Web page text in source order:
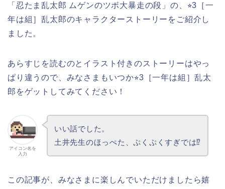
「忍たま乱太郎 ムゲンのツボ大暴走の段」の、⭐︎3［一
年は組］乱太郎のキャラクターストーリーをご紹介し
ました。
あらすじを読むのとイラスト付きのストーリーはやっ
ぱり違うので、みなさまもいつか⭐︎3［一年は組］乱太
郎をゲットしてみてください！
アイコン名を
入力
いい話でした。
土井先生のほっぺた、ぷくぷくすぎでは⁉︎
この記事が、みなさまに楽しんでいただけましたら嬉